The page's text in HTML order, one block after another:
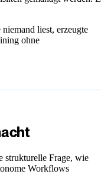
liest, erzeugte
ohne
strukturelle Frage, wie
Workflows